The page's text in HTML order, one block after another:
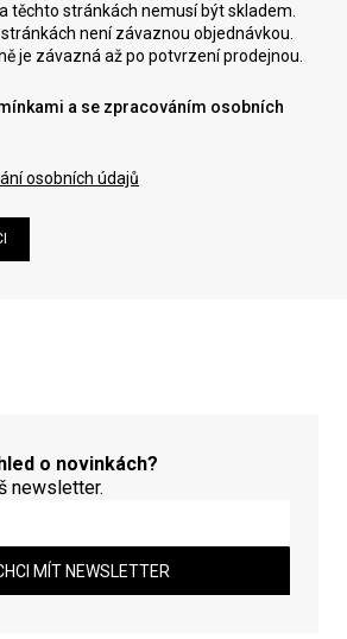
těchto stránkách nemusí být skladem.
není závaznou objednávkou.
je závazná až po potvrzení prodejnou.
a se zpracováním osobních
osobních údajů
o novinkách?
newsletter.
MÍT NEWSLETTER